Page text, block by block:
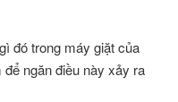
đó trong máy giặt của
ngăn điều này xảy ra